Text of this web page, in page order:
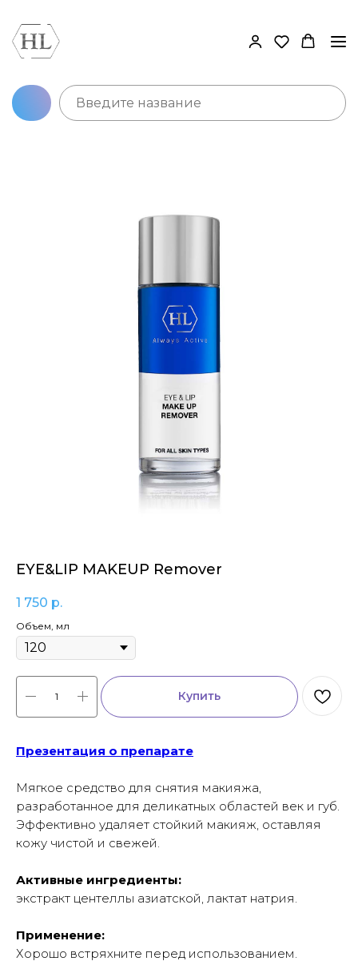
EYE&LIP MAKEUP Remover
1 750 р.
Объем, мл
Купить
Презентация о препарате
Мягкое средство для снятия макияжа,
разработанное для деликатных областей век и губ.
Эффективно удаляет стойкий макияж, оставляя
кожу чистой и свежей.
Активные ингредиенты:
экстракт центеллы азиатской, лактат натрия.
Применение:
Хорошо встряхните перед использованием.